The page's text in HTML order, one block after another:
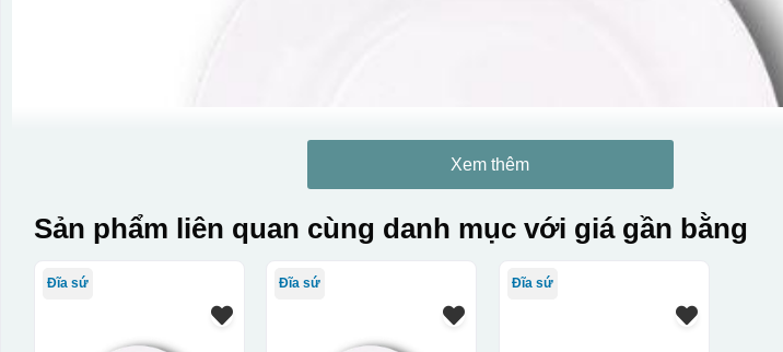
Xem thêm
Sản phẩm liên quan cùng danh mục với giá gần bằng
Đĩa sứ Đĩa sứ Đĩa sứ